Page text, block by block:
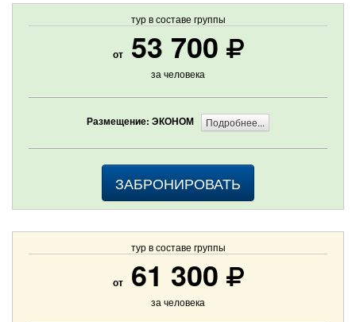
тур в составе группы
от53 700
за человека
Размещение: ЭКОНОМ Подробнее...
ЗАБРОНИРОВАТЬ
тур в составе группы
от61 300
за человека